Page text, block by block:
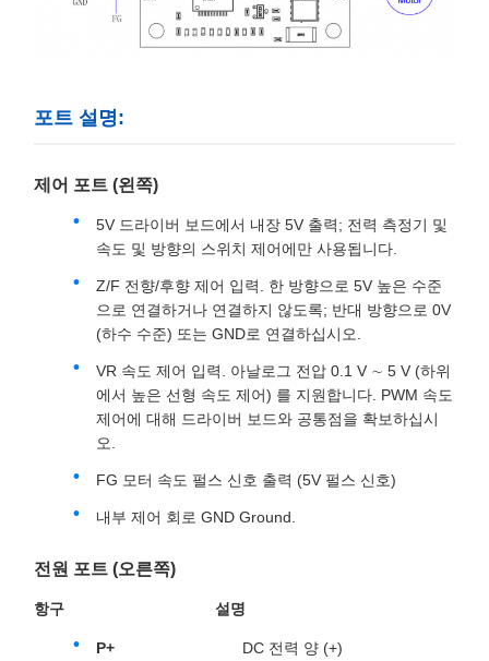
포트 설명:
제어 포트 (왼쪽)
5V 드라이버 보드에서 내장 5V 출력; 전력 측정기 및
속도 및 방향의 스위치 제어에만 사용됩니다.
Z/F 전향/후향 제어 입력. 한 방향으로 5V 높은 수준
으로 연결하거나 연결하지 않도록; 반대 방향으로 0V
(하수 수준) 또는 GND로 연결하십시오.
VR 속도 제어 입력. 아날로그 전압 0.1 V ∼ 5 V (하위
에서 높은 선형 속도 제어) 를 지원합니다. PWM 속도
제어에 대해 드라이버 보드와 공통점을 확보하십시
오.
FG 모터 속도 펄스 신호 출력 (5V 펄스 신호)
내부 제어 회로 GND Ground.
전원 포트 (오른쪽)
항구 설명
P+ DC 전력 양 (+)